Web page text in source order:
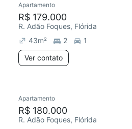
Apartamento
R$ 179.000
R. Adão Foques, Flórida
43m² 2
1
Ver contato
Apartamento
R$ 180.000
R. Adão Foques, Flórida